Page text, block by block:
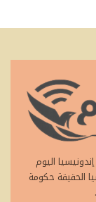
اليوم
الحقيقة حكومة